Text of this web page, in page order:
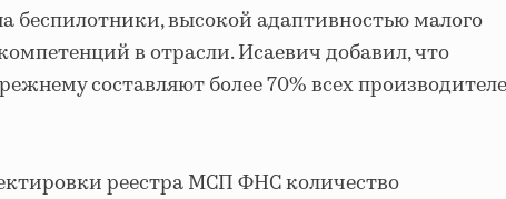
беспилотники, высокой адаптивностью малого
в отрасли. Исаевич добавил, что
составляют более 70% всех
реестра МСП ФНС количество